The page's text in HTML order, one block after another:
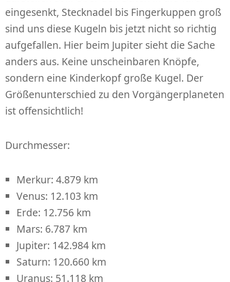
eingesenkt, Stecknadel bis Fingerkuppen groß
sind uns diese Kugeln bis jetzt nicht so richtig
aufgefallen. Hier beim Jupiter sieht die Sache
anders aus. Keine unscheinbaren Knöpfe,
sondern eine Kinderkopf große Kugel. Der
Größenunterschied zu den Vorgängerplaneten
ist offensichtlich!
Durchmesser:
Merkur: 4.879 km
Venus: 12.103 km
Erde: 12.756 km
Mars: 6.787 km
Jupiter: 142.984 km
Saturn: 120.660 km
Uranus: 51.118 km